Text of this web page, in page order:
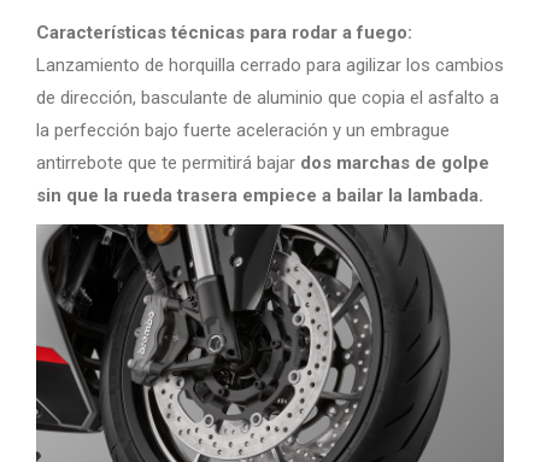
Características técnicas para rodar a fuego:
Lanzamiento de horquilla cerrado para agilizar los cambios
de dirección, basculante de aluminio que copia el asfalto a
la perfección bajo fuerte aceleración y un embrague
antirrebote que te permitirá bajar dos marchas de golpe
sin que la rueda trasera empiece a bailar la lambada.